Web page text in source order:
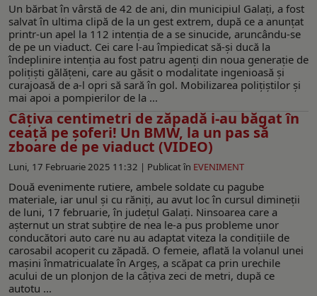
Un bărbat în vârstă de 42 de ani, din municipiul Galați, a fost
salvat în ultima clipă de la un gest extrem, după ce a anunțat
printr-un apel la 112 intenția de a se sinucide, aruncându-se
de pe un viaduct. Cei care l-au împiedicat să-și ducă la
îndeplinire intenția au fost patru agenți din noua generație de
polițiști gălățeni, care au găsit o modalitate ingenioasă și
curajoasă de a-l opri să sară în gol. Mobilizarea polițiștilor și
mai apoi a pompierilor de la ...
Câțiva centimetri de zăpadă i-au băgat în
ceață pe șoferi! Un BMW, la un pas să
zboare de pe viaduct (VIDEO)
Luni, 17 Februarie 2025 11:32 | Publicat în EVENIMENT
Două evenimente rutiere, ambele soldate cu pagube
materiale, iar unul și cu răniți, au avut loc în cursul dimineții
de luni, 17 februarie, în județul Galați. Ninsoarea care a
așternut un strat subțire de nea le-a pus probleme unor
conducători auto care nu au adaptat viteza la condițiile de
carosabil acoperit cu zăpadă. O femeie, aflată la volanul unei
mașini înmatricualate în Argeș, a scăpat ca prin urechile
acului de un plonjon de la câțiva zeci de metri, după ce
autotu ...